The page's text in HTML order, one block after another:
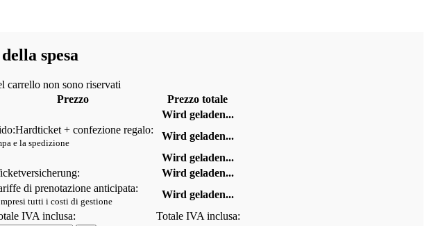
spesa
carrello non sono riservati
Prezzo
Prezzo totale
Wird geladen...
Hardticket + confezione regalo:
e la spedizione
Wird geladen...
Wird geladen...
Wird geladen...
di prenotazione anticipata:
tutti i costi di gestione
Wird geladen...
IVA inclusa:
Totale IVA inclusa: